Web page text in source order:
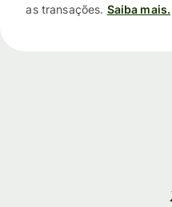
as transações. Saiba mais.